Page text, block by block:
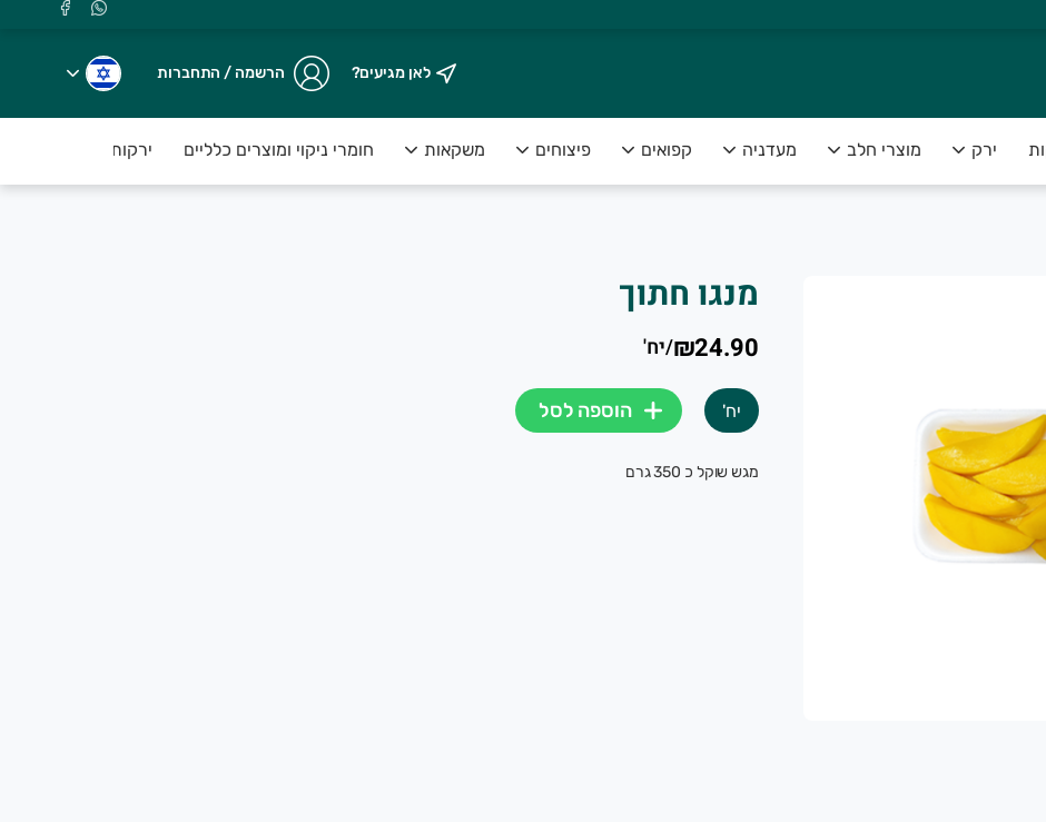
להנות מפירות וירקות טריים ומובחרים לצד שירות אדיב ומקצועי.
לאן מגיעים? הרשמה / התחברות
ירק מוצרי חלב מעדניה קפואים פיצוחים משקאות חומרי ניקוי ומוצרים כלליים ירקות טריים ארוזים
מנגו חתוך
₪24.90
/יח'
יח' הוספה לסל
מגש שוקל כ 350 גרם